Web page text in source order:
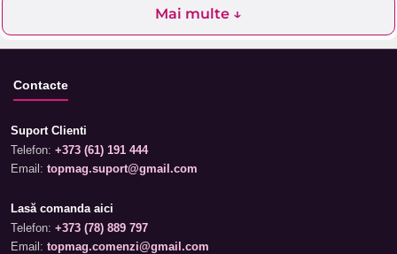
Mai multe ↓
Contacte
Suport Clienti
Telefon: +373 (61) 191 444
Email: topmag.suport@gmail.com
Lasă comanda aici
Telefon: +373 (78) 889 797
Email: topmag.comenzi@gmail.com